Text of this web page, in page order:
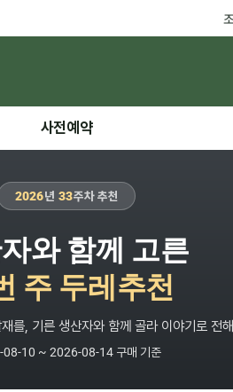
사전예약
2026년 33주차 추천
와 함께 고른
주 두레추천
를, 기른 생산자와 함께 골라 이야기로 전
10 ~ 2026-08-14 구매 기준